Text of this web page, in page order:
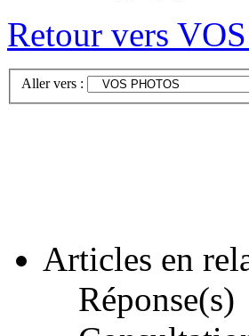
Retour vers
Aller vers :
Articles en
Réponse(s)